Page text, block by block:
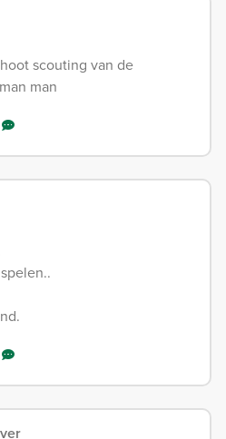
scouting van de
man